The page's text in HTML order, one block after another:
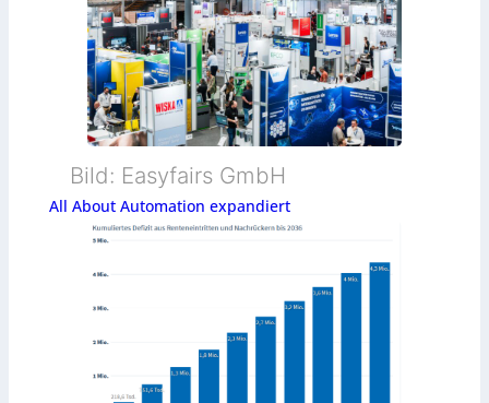
Bild: Easyfairs GmbH
All About Automation expandiert